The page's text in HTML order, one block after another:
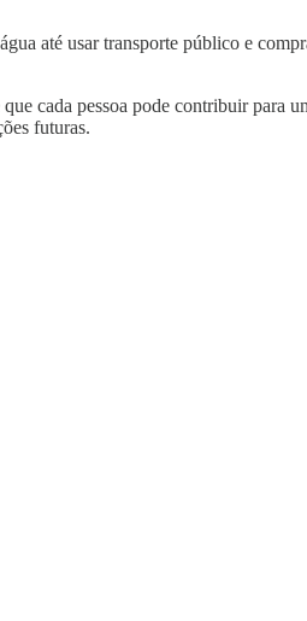
até usar transporte público e
cada pessoa pode contribuir para
futuras.